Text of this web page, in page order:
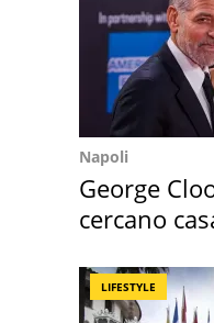
Napoli
George
cercano
LIFESTYLE